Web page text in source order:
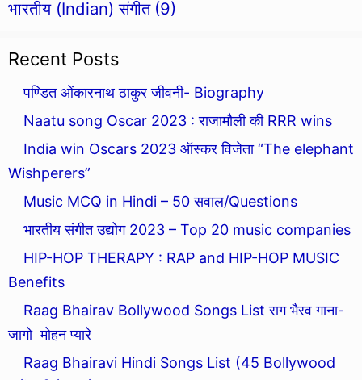
भारतीय (Indian) संगीत (9)
Recent Posts
पण्डित ओंकारनाथ ठाकुर जीवनी- Biography
Naatu song Oscar 2023 : राजामौली की RRR wins
India win Oscars 2023 ऑस्कर विजेता “The elephant
Wishperers”
Music MCQ in Hindi – 50 सवाल/Questions
भारतीय संगीत उद्योग 2023 – Top 20 music companies
HIP-HOP THERAPY : RAP and HIP-HOP MUSIC
Benefits
Raag Bhairav Bollywood Songs List राग भैरव गाना-
जागो मोहन प्यारे
Raag Bhairavi Hindi Songs List (45 Bollywood